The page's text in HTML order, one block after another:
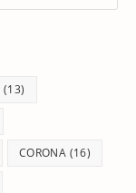
(13)
CORONA (16)